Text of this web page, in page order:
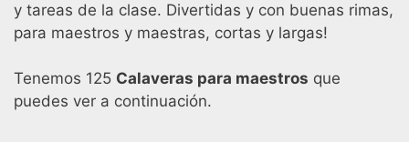
y tareas de la clase. Divertidas y con buenas rimas,
para maestros y maestras, cortas y largas!
Tenemos 125 Calaveras para maestros que
puedes ver a continuación.